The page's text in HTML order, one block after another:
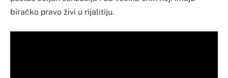
biračko pravo živi u rijalitiju.